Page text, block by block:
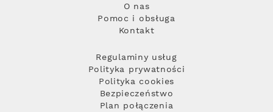
O nas
Pomoc i obsługa
Kontakt
Regulaminy usług
Polityka prywatności
Polityka cookies
Bezpieczeństwo
Plan połączenia